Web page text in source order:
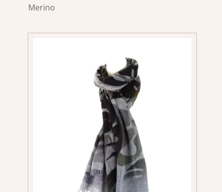
Merino